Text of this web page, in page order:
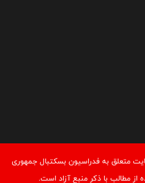
متعلق به فدراسیون بسکتبال جمهوری
از مطالب با ذكر منبع آزاد است.